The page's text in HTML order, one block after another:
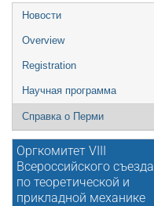
Event
menu
Новости
Overview
Registration
Научная программа
Справка о Перми
Оргкомитет VIII
Всероссийского съезда
по теоретической и
прикладной механике